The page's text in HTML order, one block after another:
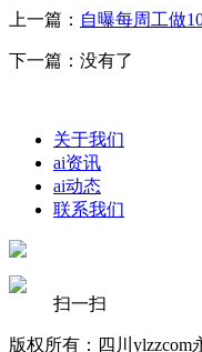
上一篇： 自曝每周工做
下一篇：没有了
关于我们
ai资讯
ai动态
联系我们
扫一扫
版权所有：四川ylzzcom